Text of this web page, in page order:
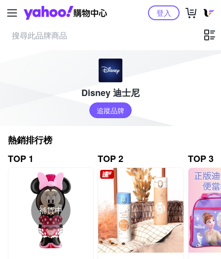
Yahoo購物中心登入
Disney 迪士尼
追蹤品牌
熱銷排行榜
TOP 1
補貨中
TOP 2 TOP 3